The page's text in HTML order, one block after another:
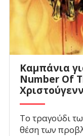
Kαμπάνια
Number Of
Το τραγούδι
θέση των